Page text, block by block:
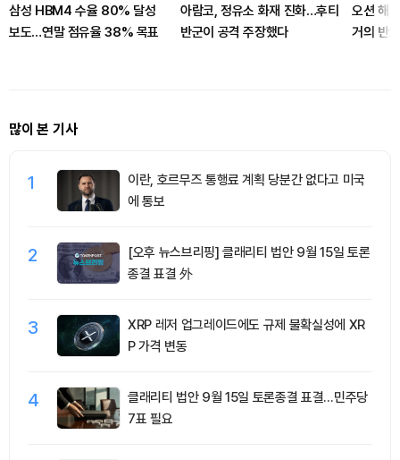
삼성 HBM4 수율 80% 달성
보도…연말 점유율 38% 목표
아람코, 정유소 화재 진화…후티
반군이 공격 주장했다
오션 해
거의 반
많이 본 기사
1
이란, 호르무즈 통행료 계획 당분간 없다고 미국
에 통보
2
[오후 뉴스브리핑] 클래리티 법안 9월 15일 토론
종결 표결 外
3
XRP 레저 업그레이드에도 규제 불확실성에 XR
P 가격 변동
4
클래리티 법안 9월 15일 토론종결 표결…민주당
7표 필요